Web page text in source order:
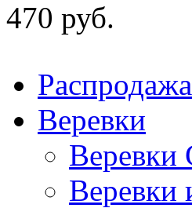
470 руб.
Распродажа
Веревки
Веревки
Веревки